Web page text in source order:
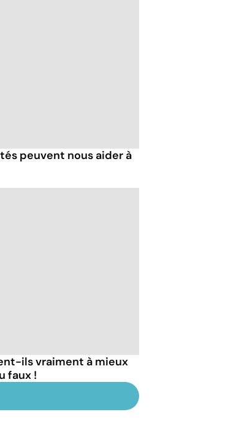
peuvent nous aider à
ils vraiment à mieux
faux !